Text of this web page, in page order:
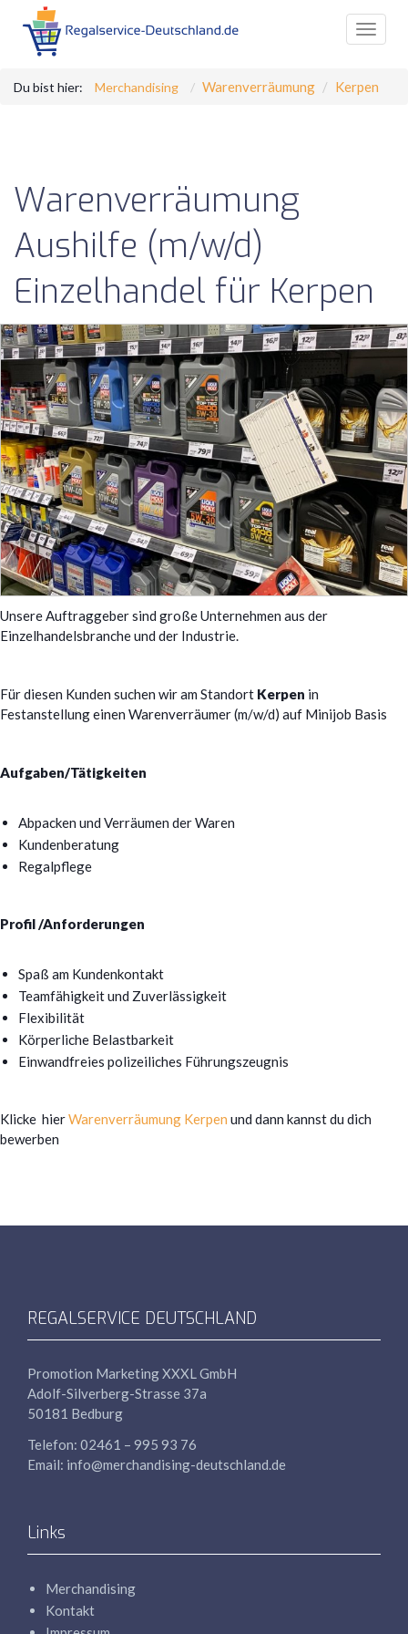
Toggle
Du bist hier: Merchandising Warenverräumung Kerpen
Warenverräumung
Aushilfe (m/w/d)
Einzelhandel für Kerpen
Unsere Auftraggeber sind große Unternehmen aus der
Einzelhandelsbranche und der Industrie.
Für diesen Kunden suchen wir am Standort Kerpen in
Festanstellung einen Warenverräumer (m/w/d) auf Minijob Basis
Aufgaben/Tätigkeiten
Abpacken und Verräumen der Waren
Kundenberatung
Regalpflege
Profil /Anforderungen
Spaß am Kundenkontakt
Teamfähigkeit und Zuverlässigkeit
Flexibilität
Körperliche Belastbarkeit
Einwandfreies polizeiliches Führungszeugnis
Klicke hierWarenverräumung Kerpen und dann kannst du dich
bewerben
REGALSERVICE DEUTSCHLAND
Promotion MarketingXXXLGmbH
Adolf-Silverberg-Strasse 37a
50181 Bedburg
Telefon: 02461 – 995 93 76
Email: info@merchandising-deutschland.de
Links
Merchandising
Kontakt